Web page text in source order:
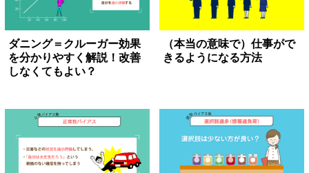
ダニング＝クルーガー効果
を分かりやすく解説！改善
しなくてもよい？
（本当の意味で）仕事がで
きるようになる方法